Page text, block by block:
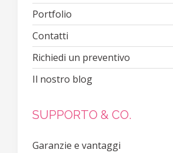
Portfolio
Contatti
Richiedi un preventivo
Il nostro blog
SUPPORTO & CO.
Garanzie e vantaggi